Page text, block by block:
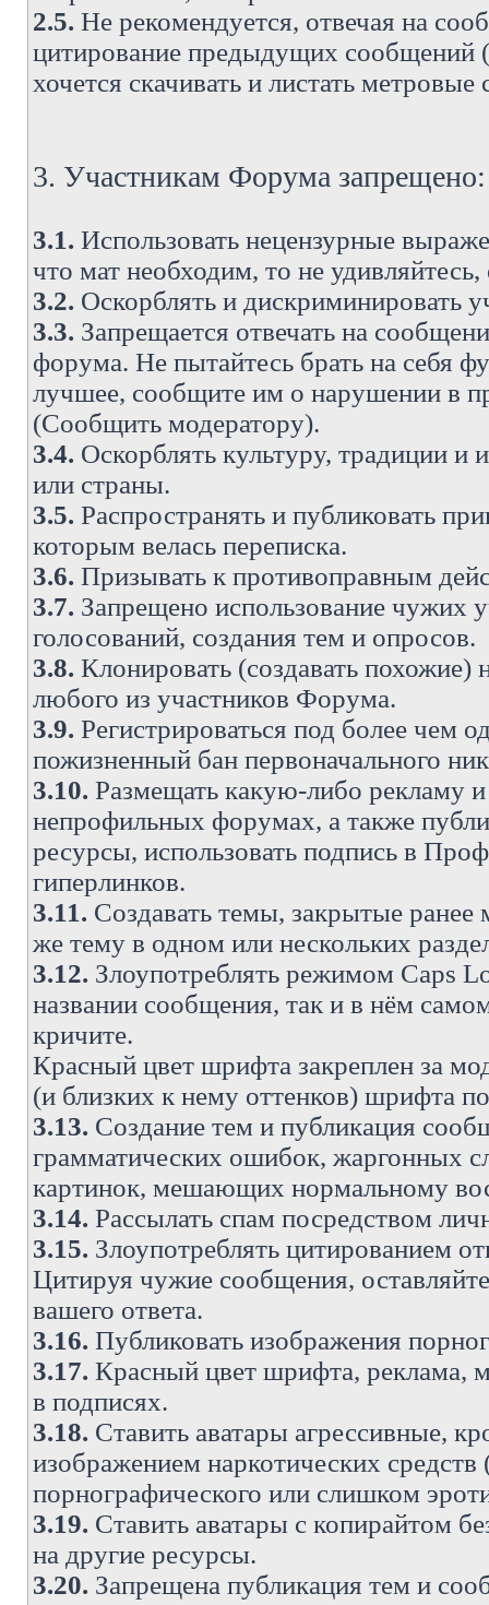
2.5. Не рекомендуется, отвечая на
цитирование предыдущих сообщений
хочется скачивать и листать
3. Участникам Форума запрещено:
3.1. Использовать нецензурные
что мат необходим, то не
3.2. Оскорблять и дискриминировать
3.3. Запрещается отвечать на
форума. Не пытайтесь брать на себя
лучшее, сообщите им о нарушении в
(Сообщить модератору).
3.4. Оскорблять культуру, традиции
или страны.
3.5. Распространять и публиковать
которым велась переписка.
3.6. Призывать к противоправным
3.7. Запрещено использование чужих
голосований, создания тем и опросов.
3.8. Клонировать (создавать похожие)
любого из участников Форума.
3.9. Регистрироваться под более чем
пожизненный бан первоначального
3.10. Размещать какую-либо рекламу
непрофильных форумах, а также
ресурсы, использовать подпись в
гиперлинков.
3.11. Создавать темы, закрытые ранее
же тему в одном или нескольких
3.12. Злоупотреблять режимом Caps
названии сообщения, так и в нём
кричите.
Красный цвет шрифта закреплен за
(и близких к нему оттенков) шрифта
3.13. Создание тем и публикация
грамматических ошибок, жаргонных
картинок, мешающих нормальному
3.14. Рассылать спам посредством
3.15. Злоупотреблять цитированием
Цитируя чужие сообщения,
вашего ответа.
3.16. Публиковать изображения
3.17. Красный цвет шрифта, реклама,
в подписях.
3.18. Ставить аватары агрессивные,
изображением наркотических
порнографического или слишком
3.19. Ставить аватары с копирайтом
на другие ресурсы.
3.20. Запрещена публикация тем и